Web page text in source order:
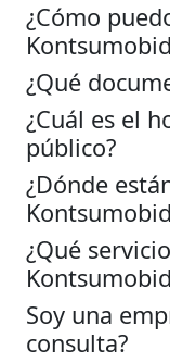
¿Cómo
¿Qué
¿Cuál es el
público?
¿Dónde
¿Qué
Soy una
consulta?